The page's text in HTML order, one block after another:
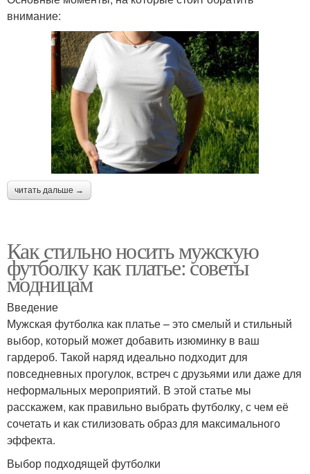
внимание:
читать дальше →
Как стильно носить мужскую
футболку как платье: советы
модницам
Введение
Мужская футболка как платье – это смелый и стильный
выбор, который может добавить изюминку в ваш
гардероб. Такой наряд идеально подходит для
повседневных прогулок, встреч с друзьями или даже для
неформальных мероприятий. В этой статье мы
расскажем, как правильно выбрать футболку, с чем её
сочетать и как стилизовать образ для максимального
эффекта.
Выбор подходящей футболки